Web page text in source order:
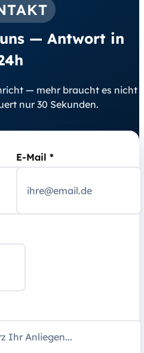
— Antwort in
— mehr braucht es nicht
nur 30 Sekunden.
E-Mail *